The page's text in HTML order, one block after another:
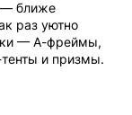
— ближе
раз уютно
— А-фреймы,
и призмы.